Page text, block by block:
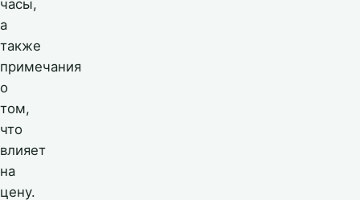
часы,
а
также
примечания
о
том,
что
влияет
на
цену.